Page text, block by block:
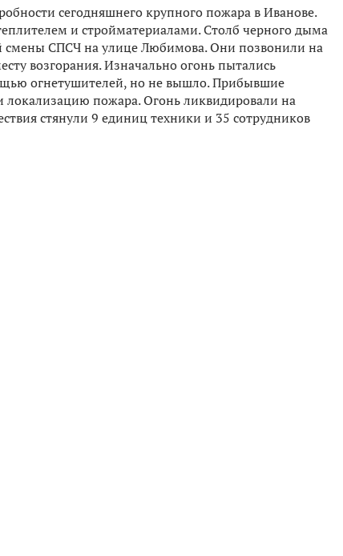
сегодняшнего крупного пожара в Иванове.
и стройматериалами. Столб черного дыма
смены СПСЧ на улице Любимова. Они позвонили на
возгорания. Изначально огонь пытались
огнетушителей, но не вышло. Прибывшие
локализацию пожара. Огонь ликвидировали на
стянули 9 единиц техники и 35 сотрудников